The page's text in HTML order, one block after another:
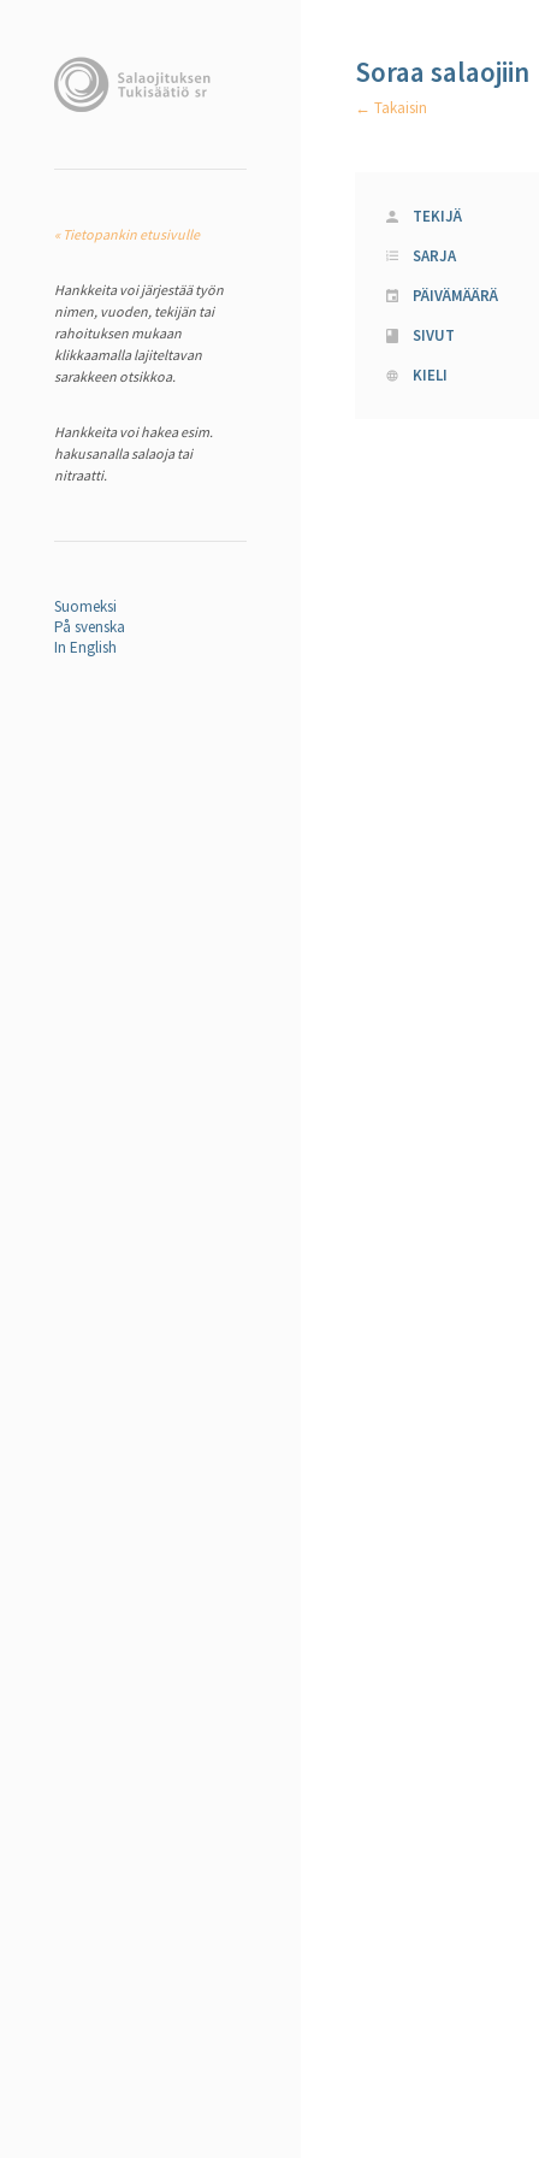
« Tietopankin etusivulle
Hankkeita voi järjestää työn
nimen, vuoden, tekijän tai
rahoituksen mukaan
klikkaamalla lajiteltavan
sarakkeen otsikkoa.
Hankkeita voi hakea esim.
hakusanalla salaoja tai
nitraatti.
Suomeksi
På svenska
In English
Soraa salaojiin
← Takaisin
TEKIJÄ
SARJA
PÄIVÄMÄÄRÄ
SIVUT
KIELI